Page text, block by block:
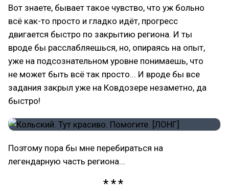
Вот знаете, бывает такое чувство, что уж больно
всё как-то просто и гладко идёт, прогресс
двигается быстро по закрытию региона. И ты
вроде бы расслабляешься, но, опираясь на опыт,
уже на подсознательном уровне понимаешь, что
не может быть всё так просто... И вроде бы все
задания закрыл уже на Ковдозере незаметно, да
быстро!
Поэтому пора бы мне перебираться на
легендарную часть региона...